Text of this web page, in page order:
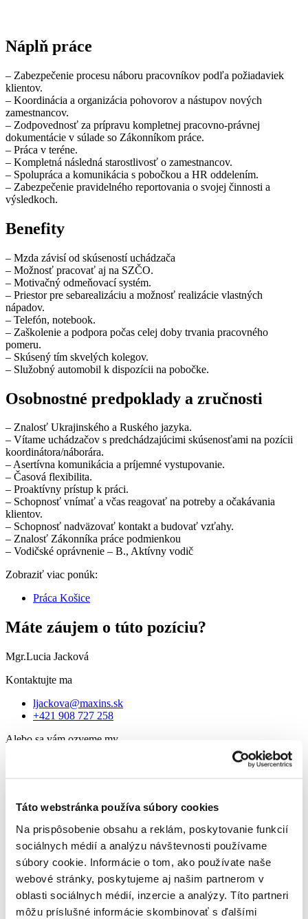
Táto webstránka používa súbory cookies
Na prispôsobenie obsahu a reklám, poskytovanie funkcií
sociálnych médií a analýzu návštevnosti používame
súbory cookie. Informácie o tom, ako používate naše
webové stránky, poskytujeme aj našim partnerom v
oblasti sociálnych médií, inzercie a analýzy. Títo partneri
môžu príslušné informácie skombinovať s ďalšími
Náplň práce
– Zabezpečenie procesu náboru pracovníkov podľa požiadaviek
klientov.
– Koordinácia a organizácia pohovorov a nástupov nových
zamestnancov.
– Zodpovednosť za prípravu kompletnej pracovno-právnej
dokumentácie v súlade so Zákonníkom práce.
– Práca v teréne.
– Kompletná následná starostlivosť o zamestnancov.
– Spolupráca a komunikácia s pobočkou a HR oddelením.
– Zabezpečenie pravidelného reportovania o svojej činnosti a
výsledkoch.
Benefity
– Mzda závisí od skúseností uchádzača
– Možnosť pracovať aj na SZČO.
– Motivačný odmeňovací systém.
– Priestor pre sebarealizáciu a možnosť realizácie vlastných
nápadov.
– Telefón, notebook.
– Zaškolenie a podpora počas celej doby trvania pracovného
pomeru.
– Skúsený tím skvelých kolegov.
– Služobný automobil k dispozícii na pobočke.
Osobnostné predpoklady a zručnosti
– Znalosť Ukrajinského a Ruského jazyka.
– Vítame uchádzačov s predchádzajúcimi skúsenosťami na pozícii
koordinátora/náborára.
– Asertívna komunikácia a príjemné vystupovanie.
– Časová flexibilita.
– Proaktívny prístup k práci.
– Schopnosť vnímať a včas reagovať na potreby a očakávania
klientov.
– Schopnosť nadväzovať kontakt a budovať vzťahy.
– Znalosť Zákonníka práce podmienkou
– Vodičské oprávnenie – B., Aktívny vodič
Zobraziť viac ponúk:
Práca Košice
Máte záujem o túto pozíciu?
Mgr.Lucia Jacková
Kontaktujte ma
ljackova@maxins.sk
+421 908 727 258
Alebo sa vám ozveme my
Máte záujem o túto pracovnú ponuku?
Zanechajte nám svoj kontakt a my sa
Zaslanie životopisu nie je v tomto kroku povinné, avšak výrazne
urýchli celý proces. Ak ho nemáte pripravený, vytvorte si ho za pár
minút vďaka našej šablóne MAXIN’S.
Stiahnuť šablónu životopisu
Ďakujeme za Váš záujem